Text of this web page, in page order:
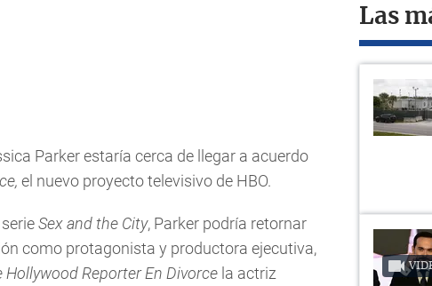
Parker estaría cerca de llegar a acuerdo
el nuevo proyecto televisivo de HBO.
Sex and the City, Parker podría retornar
como protagonista y productora ejecutiva,
Hollywood Reporter En Divorce la actriz
Las